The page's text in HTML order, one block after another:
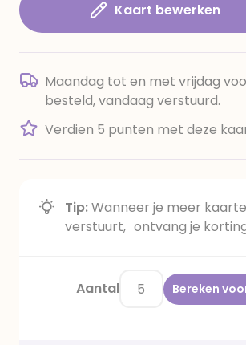
Kaart bewerken
Maandag tot en met vrijdag
besteld, vandaag verstuurd.
Verdien 5 punten met deze
Tip:Wanneer je meer
verstuurt, ontvang je
Aantal Bereken